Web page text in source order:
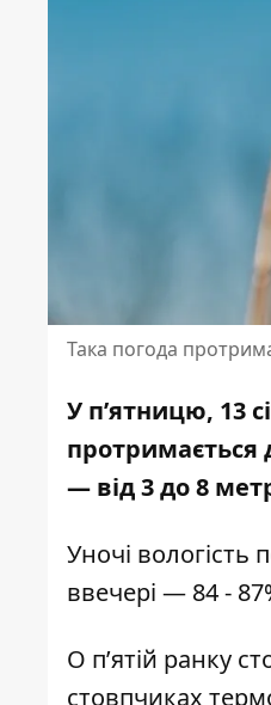
Така погода
У п’ятницю, 13
протримається
— від 3 до 8
Уночі вологість
ввечері — 84 -
О п’ятій ранку
стовпчиках